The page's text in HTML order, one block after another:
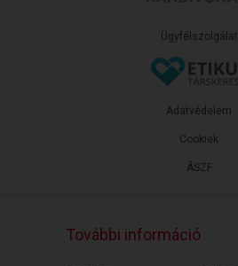
Ügyfélszolgálat
ÁSZF
Adatvédelem
Cookiek
További információ